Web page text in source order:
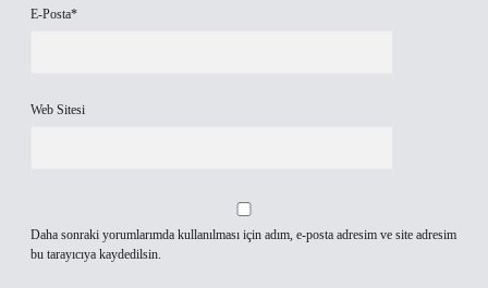
E-Posta*
Web Sitesi
Daha sonraki yorumlarımda kullanılması için adım, e-posta adresim ve site adresim
bu tarayıcıya kaydedilsin.